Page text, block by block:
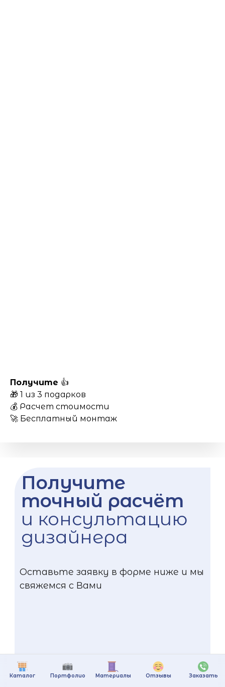
Каталог Портфолио Материалы Отзывы Заказать
Получите 👍
🎁 1 из 3 подарков
💰 Расчет стоимости
🚀 Бесплатный монтаж
Получите
точный расчёт
и консультацию
дизайнера
Оставьте заявку в форме ниже и мы
свяжемся с Вами